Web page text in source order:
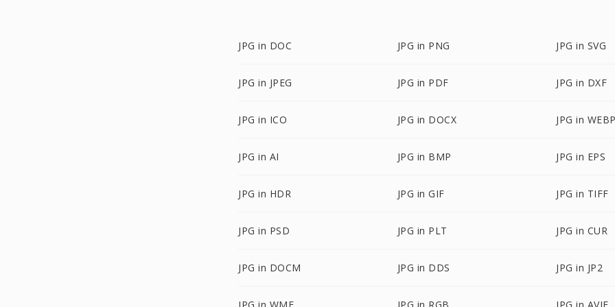
JPG in DOC JPG in PNG JPG in SVG
JPG in JPEG JPG in PDF JPG in DXF
JPG in ICO JPG in DOCX JPG in
JPG in AI JPG in BMP JPG in EPS
JPG in HDR JPG in GIF JPG in TIFF
JPG in PSD JPG in PLT JPG in CUR
JPG in DOCM JPG in DDS JPG in JP2